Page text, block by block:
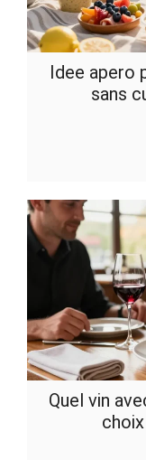
Idee apero
sans
Quel vin